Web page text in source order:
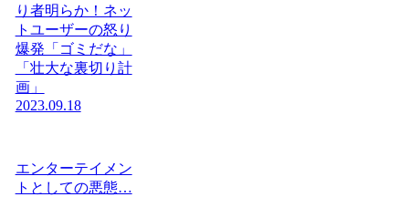
り者明らか！ネッ
トユーザーの怒り
爆発「ゴミだな」
「壮大な裏切り計
画」
2023.09.18
エンターテイメン
トとしての悪態…